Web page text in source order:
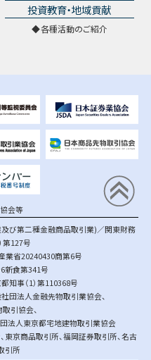
投資教育・地域貢献
各種活動のご紹介
会等
び第二種金融商品取引業)／関東財務
第127号
業省20240430商第6号
新食第341号
知事（1）第110368号
団法人金融先物取引業協会、
取引協会、
法人東京都宅地建物取引業協会
、 東京商品取引所、福岡証券取引所、名古
引所